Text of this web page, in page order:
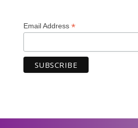
Email Address *